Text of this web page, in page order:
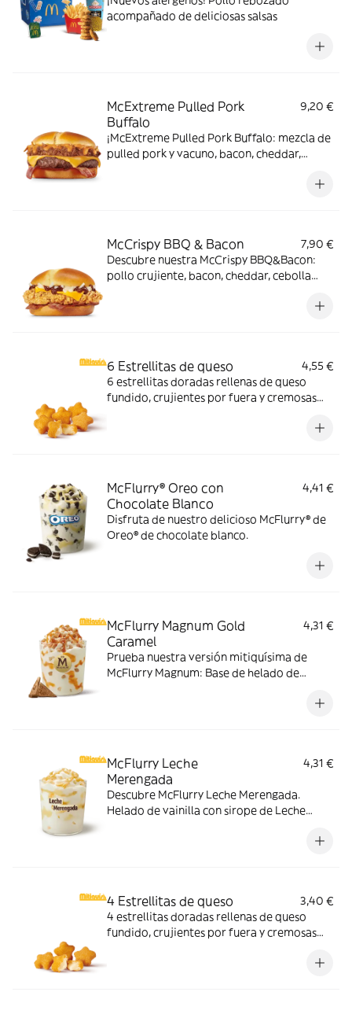
acompañado de deliciosas salsas
McExtreme Pulled Pork
Buffalo
9,20 €
¡McExtreme Pulled Pork Buffalo: mezcla de
pulled pork y vacuno, bacon, cheddar,
McCrispy BBQ & Bacon
7,90 €
Descubre nuestra McCrispy BBQ&Bacon:
pollo crujiente, bacon, cheddar, cebolla
harina de trigo con copos de patata. ¡Sabor
6 Estrellitas de queso
4,55 €
6 estrellitas doradas rellenas de queso
fundido, crujientes por fuera y cremosas
McFlurry® Oreo con
Chocolate Blanco
4,41 €
Disfruta de nuestro delicioso McFlurry® de
Oreo® de chocolate blanco.
McFlurry Magnum Gold
Caramel
4,31 €
Prueba nuestra versión mitiquísima de
McFlurry Magnum: Base de helado de
Topping triturado de galleta con perlas y
McFlurry Leche
Merengada
4,31 €
Descubre McFlurry Leche Merengada.
Helado de vainilla con sirope de Leche
ahora y no te quedes sin tus mitiquísimos
4 Estrellitas de queso
3,40 €
4 estrellitas doradas rellenas de queso
fundido, crujientes por fuera y cremosas